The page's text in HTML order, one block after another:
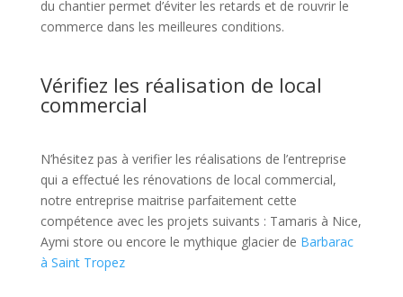
du chantier permet d’éviter les retards et de rouvrir le
commerce dans les meilleures conditions.
Vérifiez les réalisation de local
commercial
N’hésitez pas à verifier les réalisations de l’entreprise
qui a effectué les rénovations de local commercial,
notre entreprise maitrise parfaitement cette
compétence avec les projets suivants : Tamaris à Nice,
Aymi store ou encore le mythique glacier de Barbarac
à Saint Tropez